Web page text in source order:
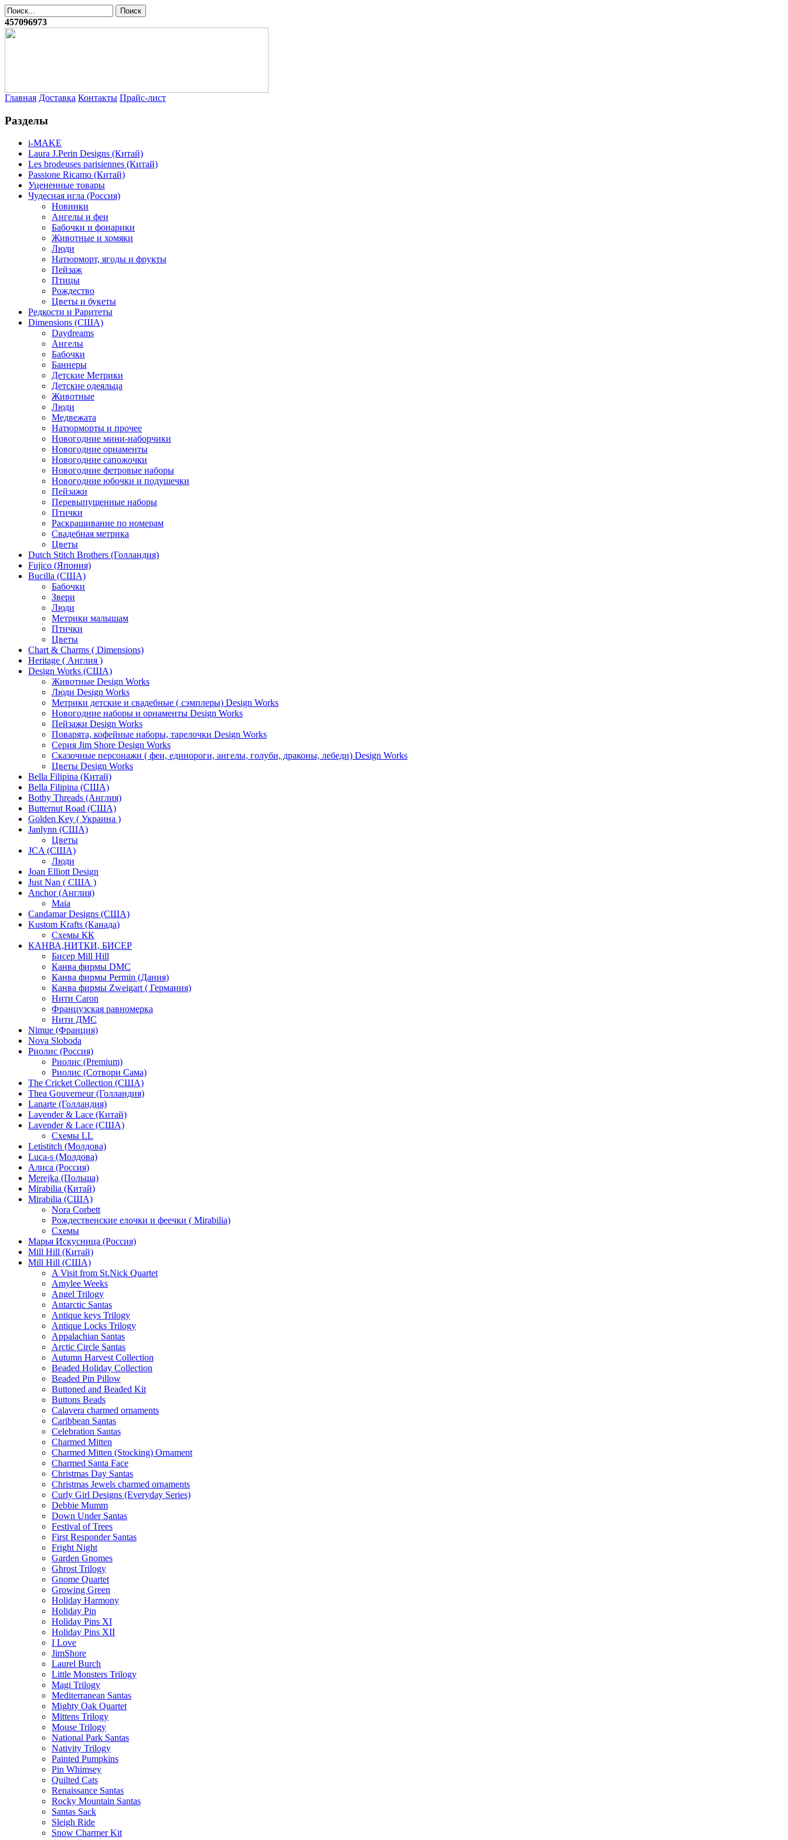
457096973
Главная Доставка Контакты Прайс-лист
Разделы
i-MAKE
Laura J.Perin Designs (Китай)
Les brodeuses parisiennes (Китай)
Passione Ricamo (Китай)
Уцененные товары
Чудесная игла (Россия)
Новинки
Ангелы и феи
Бабочки и фонарики
Животные и хомяки
Люди
Натюрморт, ягоды и фрукты
Пейзаж
Птицы
Рождество
Цветы и букеты
Редкости и Раритеты
Dimensions (США)
Daydreams
Ангелы
Бабочки
Баннеры
Детские Метрики
Детские одеяльца
Животные
Люди
Медвежата
Натюрморты и прочее
Новогодние мини-наборчики
Новогодние орнаменты
Новогодние сапожочки
Новогодние фетровые наборы
Новогодние юбочки и подушечки
Пейзажи
Перевыпущенные наборы
Птички
Раскрашивание по номерам
Свадебная метрика
Цветы
Dutch Stitch Brothers (Голландия)
Fujico (Япония)
Bucilla (США)
Бабочки
Звери
Люди
Метрики малышам
Птички
Цветы
Chart & Charms ( Dimensions)
Heritage ( Англия )
Design Works (США)
Животные Design Works
Люди Design Works
Метрики детские и свадебные ( сэмплеры) Design Works
Новогодние наборы и орнаменты Design Works
Пейзажи Design Works
Поварята, кофейные наборы, тарелочки Design Works
Серия Jim Shore Design Works
Сказочные персонажи ( феи, единороги, ангелы, голуби, драконы, лебеди) Design Works
Цветы Design Works
Bella Filipina (Китай)
Bella Filipina (США)
Bothy Threads (Англия)
Butternut Road (США)
Golden Key ( Украина )
Janlynn (США)
Цветы
JCA (США)
Люди
Joan Elliott Design
Just Nan ( США )
Anchor (Англия)
Maia
Candamar Designs (США)
Kustom Krafts (Канада)
Схемы КК
КАНВА,НИТКИ, БИСЕР
Бисер Mill Hill
Канва фирмы DMC
Канва фирмы Permin (Дания)
Канва фирмы Zweigart ( Германия)
Нити Caron
Французская равномерка
Нити ДМС
Nimue (Франция)
Nova Sloboda
Риолис (Россия)
Риолис (Premium)
Риолис (Сотвори Сама)
The Cricket Collection (США)
Thea Gouverneur (Голландия)
Lanarte (Голландия)
Lavender & Lace (Китай)
Lavender & Lace (США)
Схемы LL
Letistitch (Молдова)
Luca-s (Молдова)
Алиса (Россия)
Merejka (Польша)
Mirabilia (Китай)
Mirabilia (США)
Nora Corbett
Рождественские елочки и феечки ( Mirabilia)
Схемы
Марья Искусница (Россия)
Mill Hill (Китай)
Mill Hill (США)
A Visit from St.Nick Quartet
Amylee Weeks
Angel Trilogy
Antarctic Santas
Antique keys Trilogy
Antique Locks Trilogy
Appalachian Santas
Arctic Circle Santas
Autumn Harvest Collection
Beaded Holiday Collection
Beaded Pin Pillow
Buttoned and Beaded Kit
Buttons Beads
Calavera charmed ornaments
Caribbean Santas
Celebration Santas
Charmed Mitten
Charmed Mitten (Stocking) Ornament
Charmed Santa Face
Christmas Day Santas
Christmas Jewels charmed ornaments
Curly Girl Designs (Everyday Series)
Debbie Mumm
Down Under Santas
Festival of Trees
First Responder Santas
Fright Night
Garden Gnomes
Ghrost Trilogy
Gnome Quartet
Growing Green
Holiday Harmony
Holiday Pin
Holiday Pins XI
Holiday Pins XII
I Love
JimShore
Laurel Burch
Little Monsters Trilogy
Magi Trilogy
Mediterranean Santas
Mighty Oak Quartet
Mittens Trilogy
Mouse Trilogy
National Park Santas
Nativity Trilogy
Painted Pumpkins
Pin Whimsey
Quilted Cats
Renaissance Santas
Rocky Mountain Santas
Santas Sack
Sleigh Ride
Snow Charmer Kit